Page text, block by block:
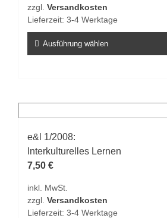
zzgl. Versandkosten
Lieferzeit: 3-4 Werktage
Ausführung wählen
Varianten
auf.
Die
Optionen
auf
der
e&l 1/2008:
Interkulturelles Lernen
7,50 €
inkl. MwSt.
zzgl. Versandkosten
Lieferzeit: 3-4 Werktage